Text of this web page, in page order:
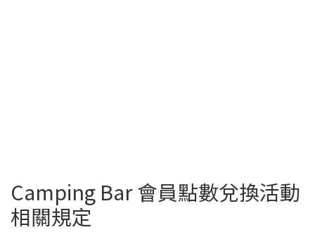
Camping Bar 會員點數兌換活動
相關規定